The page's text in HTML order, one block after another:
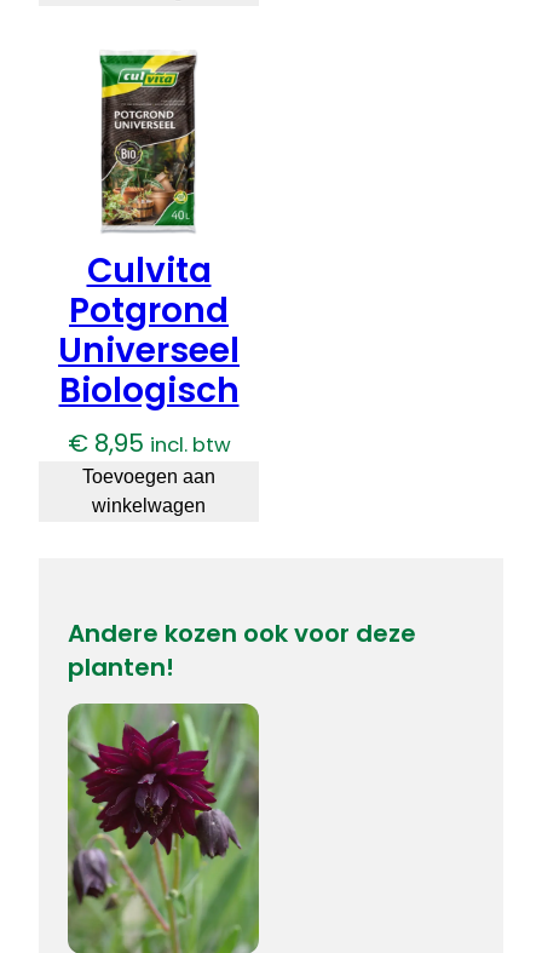
Culvita
Potgrond
Universeel
Biologisch
€8,95 incl. btw
Toevoegen aan
winkelwagen
Andere kozen ook voor deze
planten!